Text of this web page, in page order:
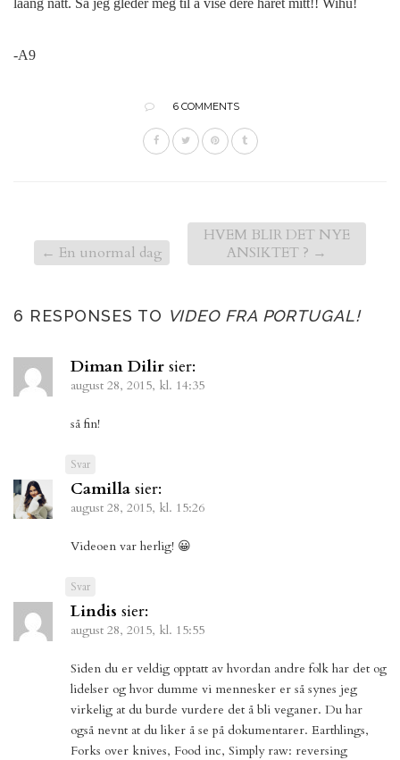
laang natt. Så jeg gleder meg til å vise dere håret mitt!! Wihu!
-A9
6 COMMENTS
← En unormal dag
HVEM BLIR DET NYE
ANSIKTET ? →
6 RESPONSES TO VIDEO FRA PORTUGAL!
Diman Dilir sier:
august 28, 2015, kl. 14:35
så fin!
Svar
Camilla sier:
august 28, 2015, kl. 15:26
Videoen var herlig! 😀
Svar
Lindis sier:
august 28, 2015, kl. 15:55
Siden du er veldig opptatt av hvordan andre folk har det og
lidelser og hvor dumme vi mennesker er så synes jeg
virkelig at du burde vurdere det å bli veganer. Du har
også nevnt at du liker å se på dokumentarer. Earthlings,
Forks over knives, Food inc, Simply raw: reversing